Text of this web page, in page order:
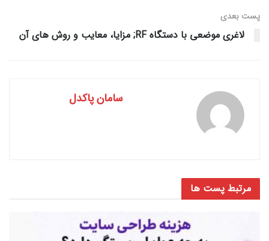
پست‌ بعدی
لاغری موضعی با دستگاه RF; مزایا، معایب و روش های آن
سامان پاکدل
مرتبط پست ها